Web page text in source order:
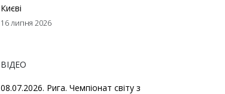
Києві
16 липня 2026
ВІДЕО
08.07.2026. Рига. Чемпіонат світу з